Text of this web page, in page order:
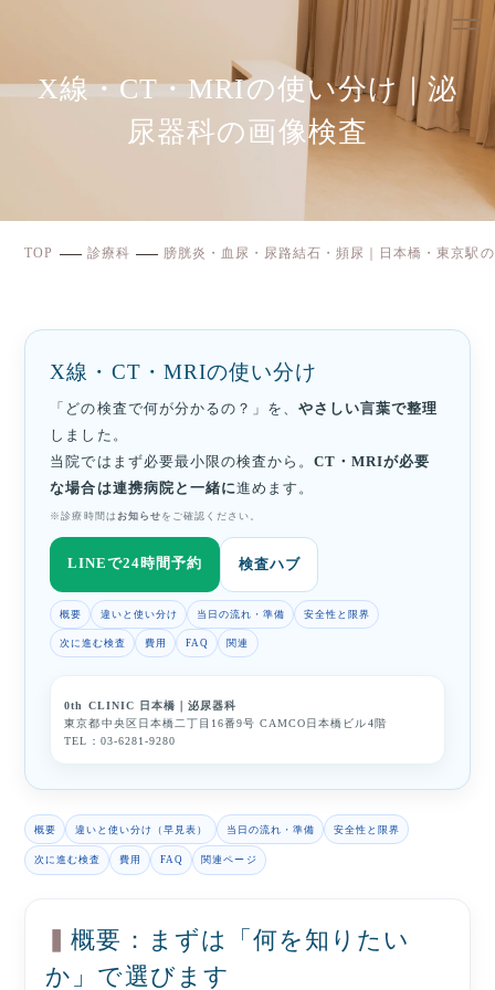
X線・CT・MRIの使い分け｜泌
尿器科の画像検査
TOP 診療科 膀胱炎・血尿・尿路結石・頻尿｜日本橋・東京駅
X線・CT・MRIの使い分け
「どの検査で何が分かるの？」を、やさしい言葉で整理
しました。
当院ではまず必要最小限の検査から。CT・MRIが必要
な場合は連携病院と一緒に進めます。
※診療時間は お知らせ をご確認ください。
LINEで24時間予約 検査ハブ
概要 違いと使い分け 当日の流れ・準備 安全性と限界
次に進む検査 費用 FAQ 関連
0th CLINIC 日本橋｜泌尿器科
東京都中央区日本橋二丁目16番9号 CAMCO日本橋ビル4階
TEL： 03-6281-9280
概要 違いと使い分け（早見表） 当日の流れ・準備 安全性と限界
次に進む検査 費用 FAQ 関連ページ
概要：まずは「何を知りたい
か」で選びます